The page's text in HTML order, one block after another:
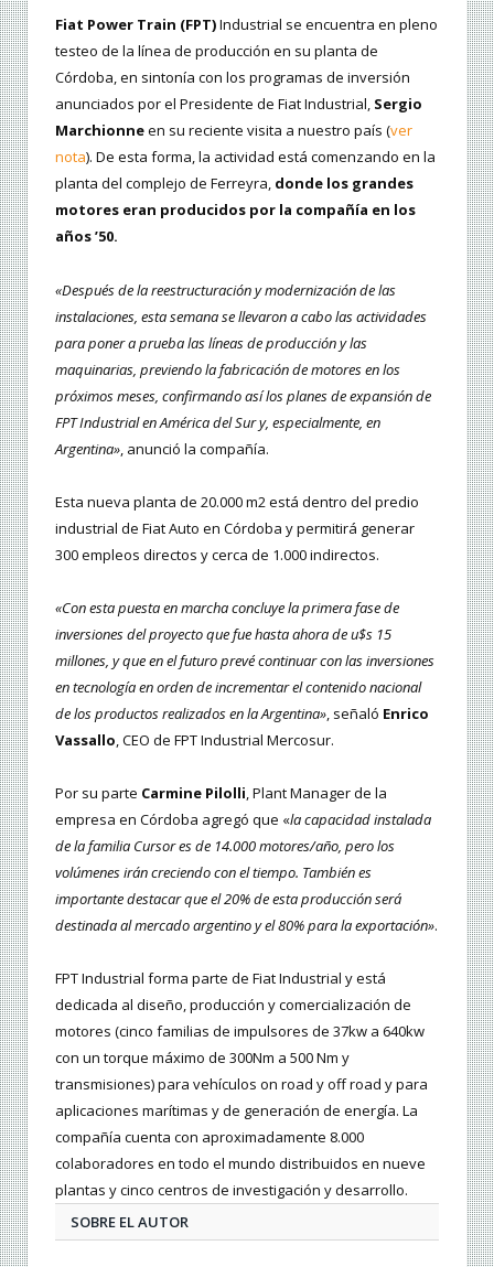
Fiat Power Train (FPT)Industrial se encuentra en pleno
testeo de la línea de producción en su planta de
Córdoba, en sintonía con los programas de inversión
anunciados por el Presidente de Fiat Industrial, Sergio
Marchionneen su reciente visita a nuestro país (ver
nota). De esta forma, la actividad está comenzando en la
planta del complejo de Ferreyra, donde los grandes
motores eran producidos por la compañía en los
años ’50.
«Después de la reestructuración y modernización de las
instalaciones, esta semana se llevaron a cabo las actividades
para poner a prueba las líneas de producción y las
maquinarias, previendo la fabricación de motores en los
próximos meses, confirmando así los planes de expansión de
FPT Industrial en América del Sur y, especialmente, en
Argentina», anunció la compañía.
Esta nueva planta de 20.000 m2 está dentro del predio
industrial de Fiat Auto en Córdoba y permitirá generar
300 empleos directos y cerca de 1.000 indirectos.
«Con esta puesta en marcha concluye la primera fase de
inversiones del proyecto que fue hasta ahora de u$s 15
millones, y que en el futuro prevé continuar con las inversiones
en tecnología en orden de incrementar el contenido nacional
de los productos realizados en la Argentina», señaló Enrico
Vassallo, CEO de FPT Industrial Mercosur.
Por su parte Carmine Pilolli, Plant Manager de la
empresa en Córdoba agregó que «la capacidad instalada
de la familia Cursor es de 14.000 motores/año, pero los
volúmenes irán creciendo con el tiempo. También es
importante destacar que el 20% de esta producción será
destinada al mercado argentino y el 80% para la exportación».
FPT Industrial forma parte de Fiat Industrial y está
dedicada al diseño, producción y comercialización de
motores (cinco familias de impulsores de 37kw a 640kw
con un torque máximo de 300Nm a 500 Nm y
transmisiones) para vehículos on road y off road y para
aplicaciones marítimas y de generación de energía. La
compañía cuenta con aproximadamente 8.000
colaboradores en todo el mundo distribuidos en nueve
plantas y cinco centros de investigación y desarrollo.
SOBRE EL AUTOR